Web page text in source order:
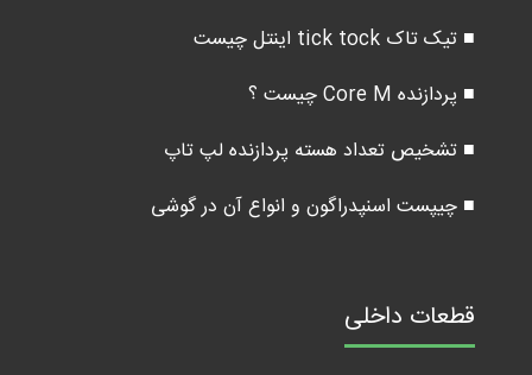
■ تیک تاک tick tock اینتل چیست
■ پردازنده Core M چیست ؟
■ تشخیص تعداد هسته پردازنده لپ تاپ
■ چیپست اسنپدراگون و انواع آن در گوشی
قطعات داخلی